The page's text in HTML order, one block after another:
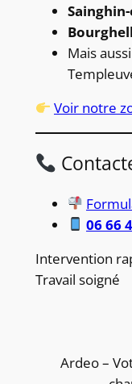
Mais
Voir notre
06 66
Intervention
Travail soigné
Ardeo –